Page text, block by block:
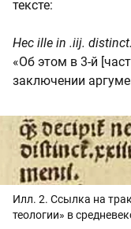
тексте:
Hec ille in .iij.
«Об этом в 3-й
заключении
Илл. 2. Ссылка на
теологии» в